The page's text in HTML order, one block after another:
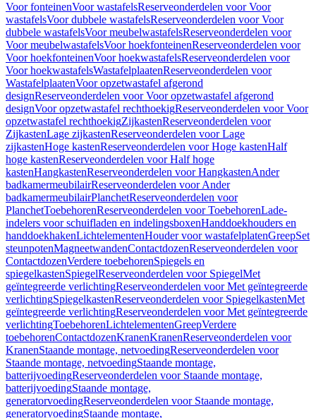
Voor fonteinenVoor wastafelsReserveonderdelen voor Voor
wastafelsVoor dubbele wastafelsReserveonderdelen voor Voor
dubbele wastafelsVoor meubelwastafelsReserveonderdelen voor
Voor meubelwastafelsVoor hoekfonteinenReserveonderdelen voor
Voor hoekfonteinenVoor hoekwastafelsReserveonderdelen voor
Voor hoekwastafelsWastafelplaatenReserveonderdelen voor
WastafelplaatenVoor opzetwastafel afgerond
designReserveonderdelen voor Voor opzetwastafel afgerond
designVoor opzetwastafel rechthoekigReserveonderdelen voor Voor
opzetwastafel rechthoekigZijkastenReserveonderdelen voor
ZijkastenLage zijkastenReserveonderdelen voor Lage
zijkastenHoge kastenReserveonderdelen voor Hoge kastenHalf
hoge kastenReserveonderdelen voor Half hoge
kastenHangkastenReserveonderdelen voor HangkastenAnder
badkamermeubilairReserveonderdelen voor Ander
badkamermeubilairPlanchetReserveonderdelen voor
PlanchetToebehorenReserveonderdelen voor ToebehorenLade-
indelers voor schuifladen en indelingsboxenHanddoekhouders en
handdoekhakenLichtelementenHouder voor wastafelplatenGreepSet
steunpotenMagneetwandenContactdozenReserveonderdelen voor
ContactdozenVerdere toebehorenSpiegels en
spiegelkastenSpiegelReserveonderdelen voor SpiegelMet
geïntegreerde verlichtingReserveonderdelen voor Met geïntegreerde
verlichtingSpiegelkastenReserveonderdelen voor SpiegelkastenMet
geïntegreerde verlichtingReserveonderdelen voor Met geïntegreerde
verlichtingToebehorenLichtelementenGreepVerdere
toebehorenContactdozenKranenKranenReserveonderdelen voor
KranenStaande montage, netvoedingReserveonderdelen voor
Staande montage, netvoedingStaande montage,
batterijvoedingReserveonderdelen voor Staande montage,
batterijvoedingStaande montage,
generatorvoedingReserveonderdelen voor Staande montage,
generatorvoedingStaande montage,